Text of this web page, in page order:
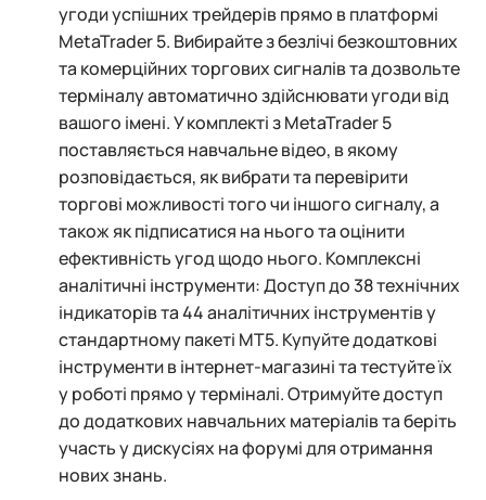
угоди успішних трейдерів прямо в платформі
MetaTrader 5. Вибирайте з безлічі безкоштовних
та комерційних торгових сигналів та дозвольте
терміналу автоматично здійснювати угоди від
вашого імені. У комплекті з MetaTrader 5
поставляється навчальне відео, в якому
розповідається, як вибрати та перевірити
торгові можливості того чи іншого сигналу, а
також як підписатися на нього та оцінити
ефективність угод щодо нього. Комплексні
аналітичні інструменти: Доступ до 38 технічних
індикаторів та 44 аналітичних інструментів у
стандартному пакеті MT5. Купуйте додаткові
інструменти в інтернет-магазині та тестуйте їх
у роботі прямо у терміналі. Отримуйте доступ
до додаткових навчальних матеріалів та беріть
участь у дискусіях на форумі для отримання
нових знань.